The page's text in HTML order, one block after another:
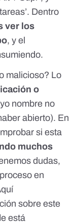
Dentro
ver los
, y el
malicioso? Lo
o
nombre no
abierto). En
si esta
muchos
dudas,
en
sobre este
está